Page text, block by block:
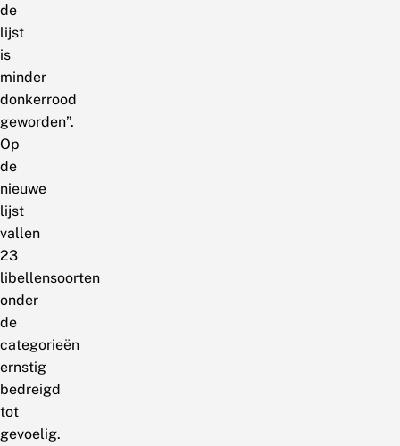
de
lijst
is
minder
donkerrood
geworden”.
Op
de
nieuwe
lijst
vallen
23
libellensoorten
onder
de
categorieën
ernstig
bedreigd
tot
gevoelig.